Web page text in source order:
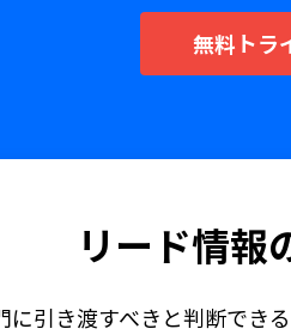
無料トラ
リード情報
に引き渡すべきと判断で